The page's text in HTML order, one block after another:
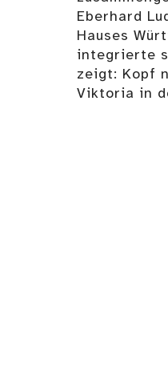
Eberhard
Hauses
integrierte
zeigt: Kopf
Viktoria in